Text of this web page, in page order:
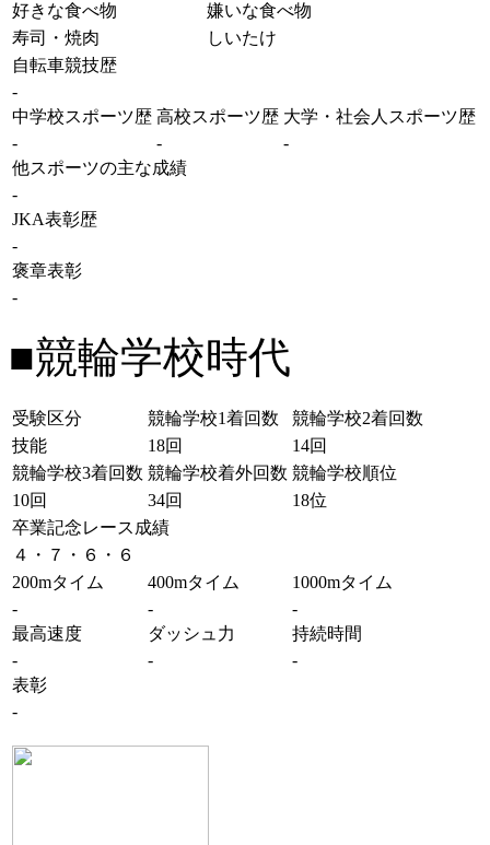
好きな食べ物
嫌いな食べ物
寿司・焼肉
しいたけ
自転車競技歴
-
中学校スポーツ歴 高校スポーツ歴 大学・社会人スポーツ歴
-
-
-
他スポーツの主な成績
-
JKA表彰歴
-
褒章表彰
-
■競輪学校時代
受験区分 競輪学校1着回数
競輪学校2着回数
技能
18回
14回
競輪学校3着回数 競輪学校着外回数 競輪学校順位
10回
34回
18位
卒業記念レース成績
４・７・６・６
200mタイム
400mタイム
1000mタイム
-
-
-
最高速度
ダッシュ力
持続時間
-
-
-
表彰
-